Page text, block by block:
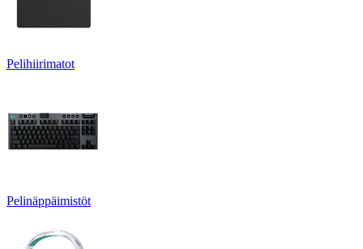
Pelihiirimatot
Pelinäppäimistöt